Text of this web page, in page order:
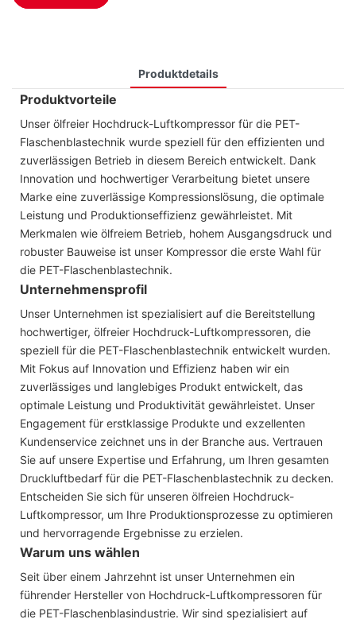
Produktdetails
Produktvorteile
Unser ölfreier Hochdruck-Luftkompressor für die PET-
Flaschenblastechnik wurde speziell für den effizienten und
zuverlässigen Betrieb in diesem Bereich entwickelt. Dank
Innovation und hochwertiger Verarbeitung bietet unsere
Marke eine zuverlässige Kompressionslösung, die optimale
Leistung und Produktionseffizienz gewährleistet. Mit
Merkmalen wie ölfreiem Betrieb, hohem Ausgangsdruck und
robuster Bauweise ist unser Kompressor die erste Wahl für
die PET-Flaschenblastechnik.
Unternehmensprofil
Unser Unternehmen ist spezialisiert auf die Bereitstellung
hochwertiger, ölfreier Hochdruck-Luftkompressoren, die
speziell für die PET-Flaschenblastechnik entwickelt wurden.
Mit Fokus auf Innovation und Effizienz haben wir ein
zuverlässiges und langlebiges Produkt entwickelt, das
optimale Leistung und Produktivität gewährleistet. Unser
Engagement für erstklassige Produkte und exzellenten
Kundenservice zeichnet uns in der Branche aus. Vertrauen
Sie auf unsere Expertise und Erfahrung, um Ihren gesamten
Druckluftbedarf für die PET-Flaschenblastechnik zu decken.
Entscheiden Sie sich für unseren ölfreien Hochdruck-
Luftkompressor, um Ihre Produktionsprozesse zu optimieren
und hervorragende Ergebnisse zu erzielen.
Warum uns wählen
Seit über einem Jahrzehnt ist unser Unternehmen ein
führender Hersteller von Hochdruck-Luftkompressoren für
die PET-Flaschenblasindustrie. Wir sind spezialisiert auf